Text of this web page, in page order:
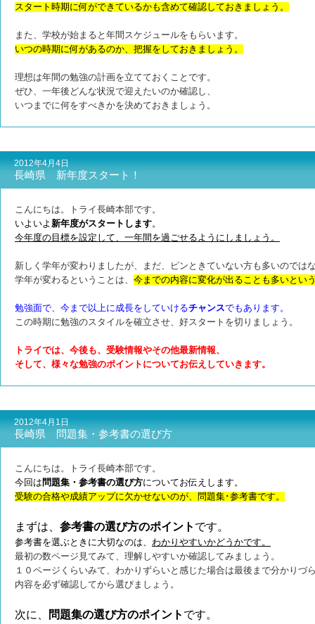
スタート時期に何ができているかも含めて確認しておきましょう。
また、学校が始まると年間スケジュールをもらいます。
いつの時期に何があるのか、把握をしておきましょう。
理想は年間の勉強の計画を立てておくことです。
ぜひ、一年後どんな状況で迎えたいのか確認し、
いつまでに何をすべきかを決めておきましょう。
2012年4月4日
長崎県 新年度スタート！
こんにちは。トライ長崎本部です。
いよいよ 新年度がスタートします。
今年度の目標を設定して、一年間を過ごせるようにしましょう。
新しく学年が変わりましたが、まだ、ピンときていない方も多いのでは
学年が変わるということは、 今までの内容に変化が出ることも多いとい
勉強面で、今まで以上に成長をしていけるチャンスでもあります。
この時期に勉強のスタイルを確立させ、好スタートを切りましょう。
トライでは、今後も、受験情報やその他最新情報、
そして、様々な勉強のポイントについてお伝えしていきます。
2012年4月1日
長崎県 問題集・参考書の選び方
こんにちは。トライ長崎本部です。
今回は 問題集・参考書の選び方についてお伝えします。
受験の合格や成績アップに欠かせないのが、問題集･参考書です。
まずは、 参考書の選び方のポイント です。
参考書を選ぶときに大切なのは、 わかりやすいかどうかです。
最初の数ページ見てみて、理解しやすいか確認してみましょう。
１０ページくらいみて、わかりずらいと感じた場合は最後まで分かりづ
内容を必ず確認してから選びましょう。
次に、 問題集の選び方のポイント です。